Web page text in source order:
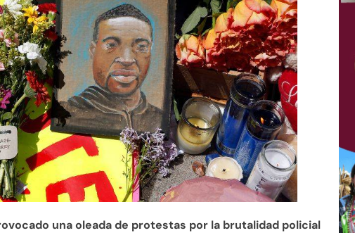
una oleada de protestas por la brutalidad policial